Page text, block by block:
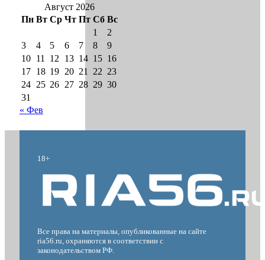
Август 2026
Пн Вт Ср Чт Пт Сб Вс
1
2
3
4 5 6 7 8
9
10 11 12 13 14 15 16
17 18 19 20 21 22 23
24 25 26 27 28 29 30
31
« Фев
18+
Все права на материалы, опубликованные на сайте
ria56.ru, охраняются в соответствии с
законодательством РФ.